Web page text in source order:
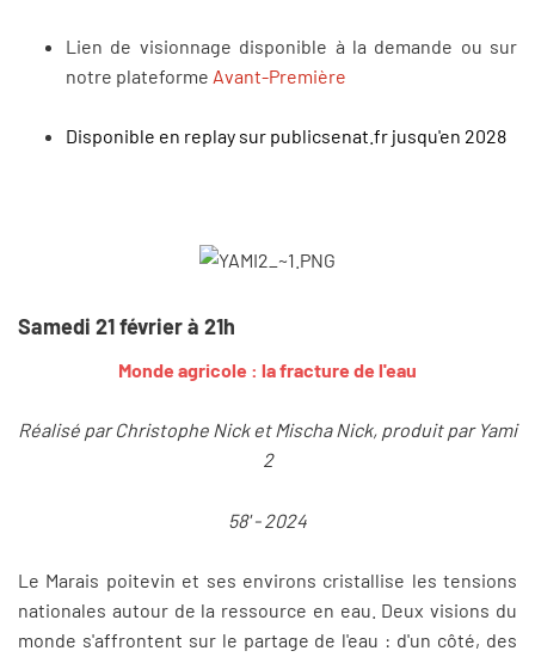
Lien de visionnage disponible à la demande ou sur
notre plateforme Avant-Première
Disponible en replay sur publicsenat.fr jusqu'en 2028
Samedi 21 février à 21h
Monde agricole : la fracture de l'eau
Réalisé par Christophe Nick et Mischa Nick, produit par Yami
2
58' - 2024
Le Marais poitevin et ses environs cristallise les tensions
nationales autour de la ressource en eau. Deux visions du
monde s'affrontent sur le partage de l'eau : d'un côté, des